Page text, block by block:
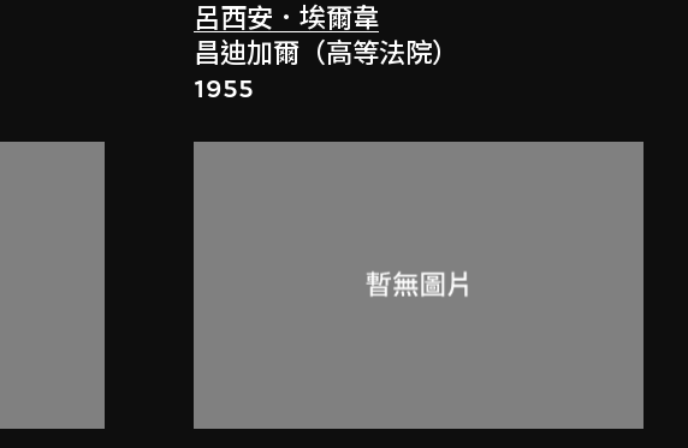
呂西安．埃爾韋
昌迪加爾（高等法院）
1955